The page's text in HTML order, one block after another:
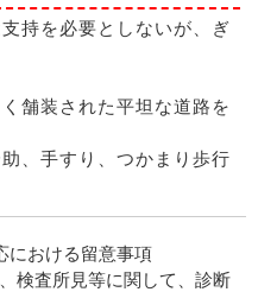
持を必要としないが、ぎ
舗装された平坦な道路を
、手すり、つかまり歩行
における留意事項
検査所見等に関して、診断